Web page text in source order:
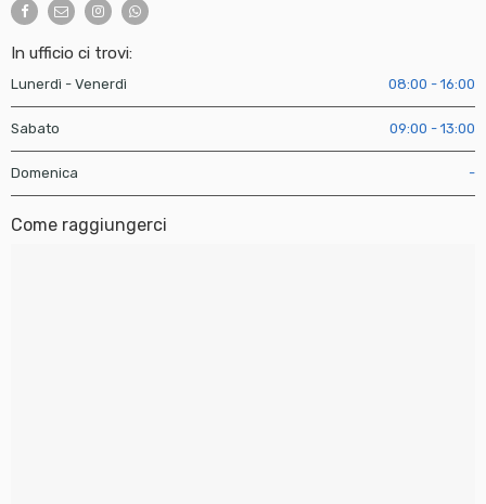
In ufficio ci trovi:
Lunerdì - Venerdì 08:00 - 16:00
Sabato 09:00 - 13:00
Domenica -
Come raggiungerci